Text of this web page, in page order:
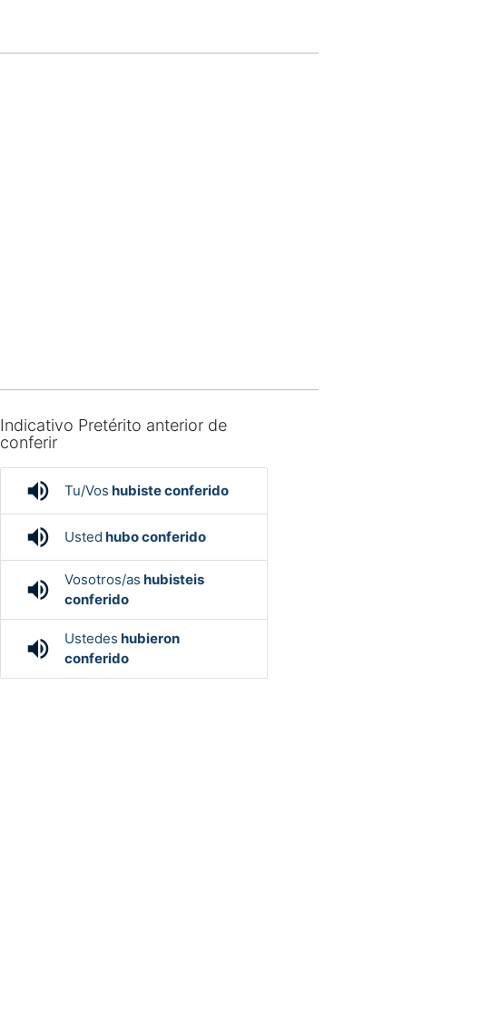
Indicativo Pretérito anterior de
conferir
volume_up Tu/Vos hubiste conferido
volume_up Usted hubo conferido
volume_up Vosotros/as hubisteis
conferido
volume_up Ustedes hubieron
conferido